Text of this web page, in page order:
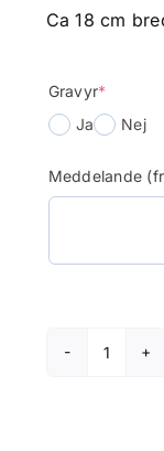
Ca 18 cm
Gravyr*
Ja
Nej
Meddelande
Pokal